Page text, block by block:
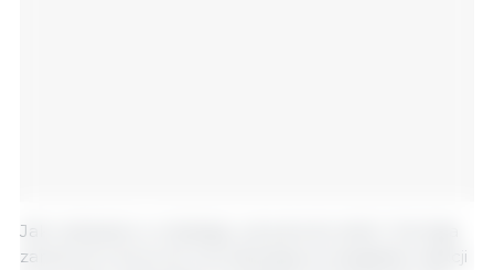
Jak wskazano w strategii „od pola do stołu”, Komisja
zamierza wzmocnić koordynację europejskiej reakcji